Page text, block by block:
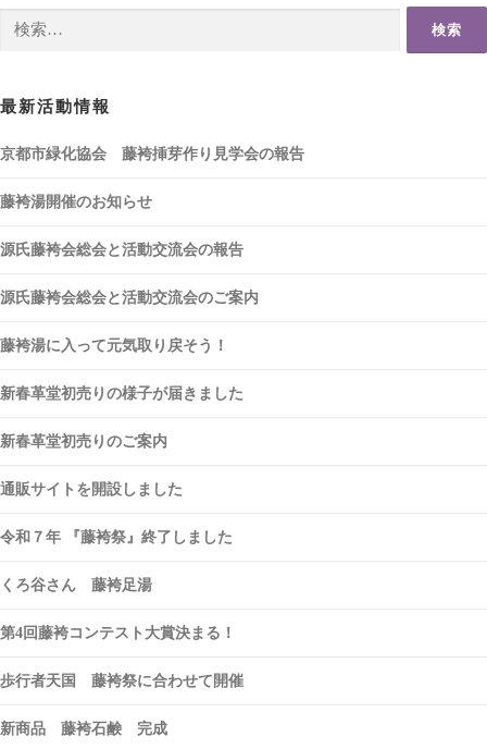
最新活動情報
京都市緑化協会 藤袴挿芽作り見学会の報告
藤袴湯開催のお知らせ
源氏藤袴会総会と活動交流会の報告
源氏藤袴会総会と活動交流会のご案内
藤袴湯に入って元気取り戻そう！
新春革堂初売りの様子が届きました
新春革堂初売りのご案内
通販サイトを開設しました
令和７年 『藤袴祭』終了しました
くろ谷さん 藤袴足湯
第4回藤袴コンテスト大賞決まる！
歩行者天国 藤袴祭に合わせて開催
新商品 藤袴石鹸 完成